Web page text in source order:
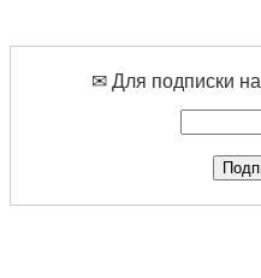
✉ Для подписки